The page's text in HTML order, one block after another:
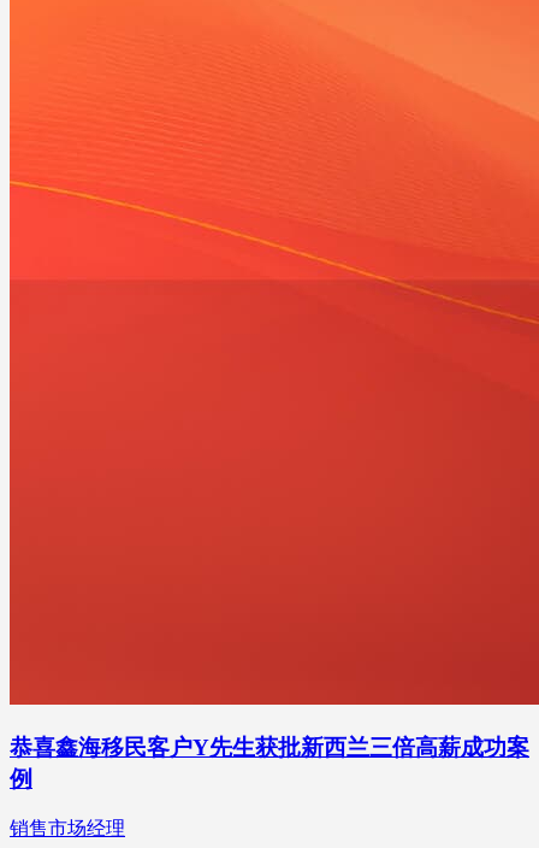
恭喜鑫海移民客户Y先生获批新西兰三倍高薪成功案
例
销售市场经理